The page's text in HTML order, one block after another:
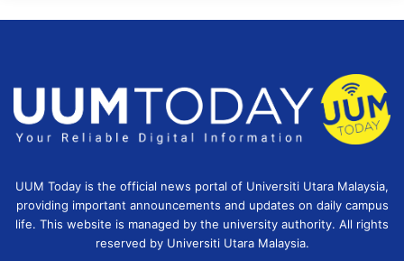
UUM Today is the official news portal of Universiti Utara Malaysia,
providing important announcements and updates on daily campus
life. This website is managed by the university authority. All rights
reserved by Universiti Utara Malaysia.